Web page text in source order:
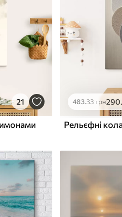
21 483.33грн290